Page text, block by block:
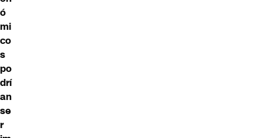
ó
mi
co
s
po
drí
an
se
r